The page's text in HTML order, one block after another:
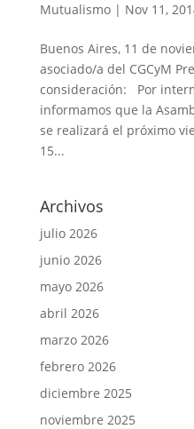
Mutualismo| Nov 11,
Buenos Aires, 11 de
asociado/a del CGCyM
consideración: Por
informamos que la
se realizará el próximo
15...
Archivos
julio 2026
junio 2026
mayo 2026
abril 2026
marzo 2026
febrero 2026
diciembre 2025
noviembre 2025